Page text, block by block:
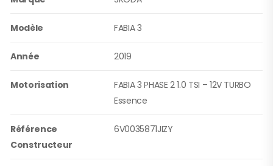
Modèle FABIA 3
Année 2019
Motorisation
FABIA 3 PHASE 2 1.0 TSI – 12V TURBO
Essence
Référence
Constructeur
6V0035871JIZY